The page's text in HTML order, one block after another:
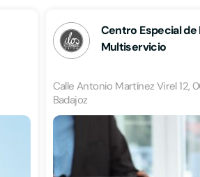
Centro Especial de
Multiservicio
Calle Antonio Martínez Virel 12,
Badajoz